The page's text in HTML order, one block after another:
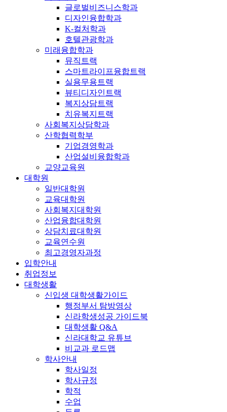
글로벌비즈니스학과
디자인융합학과
K-컬처학과
호텔관광학과
미래융합학과
뮤직트랙
스마트라이프융합트랙
실용무용트랙
뷰티디자인트랙
복지상담트랙
치유복지트랙
사회복지상담학과
산학협력학부
기업경영학과
산업설비융합학과
교양교육원
대학원
일반대학원
교육대학원
사회복지대학원
산업융합대학원
상담치료대학원
교육연수원
최고경영자과정
입학안내
취업정보
대학생활
신입생 대학생활가이드
행정부서 탐방영상
신라학생성공 가이드북
대학생활 Q&A
신라대학교 유튜브
비교과 로드맵
학사안내
학사일정
학사규정
학적
수업